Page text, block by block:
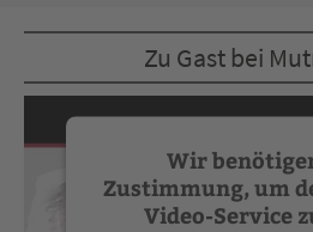
Zu Gast bei
Wir
Zustimmung, um
Video-Service